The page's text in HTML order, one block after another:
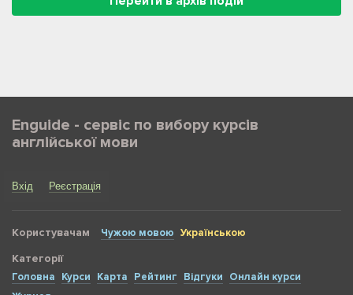
Enguide - сервіс по вибору курсів
англійської мови
Вхід Реєстрація
Користувачам Чужою мовою Українською
Категорії
Головна Курси Карта Рейтинг Відгуки
Онлайн курси